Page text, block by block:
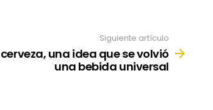
Siguiente artículo
cerveza, una idea que se volvió
una bebida universal